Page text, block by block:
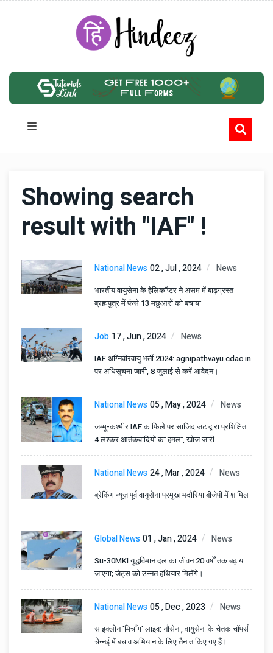
Showing search
result with "IAF" !
National News02 , Jul , 2024 News
भारतीय वायुसेना के हेलिकॉप्टर ने असम में बाढ़ग्रस्त
ब्रह्मपुत्र में फंसे 13 मछुआरों को बचाया
Job 17 , Jun , 2024 News
IAF अग्निवीरवायु भर्ती 2024: agnipathvayu.cdac.in
पर अधिसूचना जारी, 8 जुलाई से करें आवेदन।
National News05 , May , 2024 News
जम्मू-कश्मीर IAF काफिले पर साजिद जट द्वारा प्रशिक्षित
4 लश्कर आतंकवादियों का हमला, खोज जारी
National News24 , Mar , 2024 News
ब्रेकिंग न्यूज़ पूर्व वायुसेना प्रमुख भदौरिया बीजेपी में शामिल
Global News01 , Jan , 2024 News
Su-30MKI युद्धविमान दल का जीवन 20 वर्षों तक बढ़ाया
जाएगा; जेट्स को उन्नत हथियार मिलेंगे।
National News05 , Dec , 2023 News
साइक्लोन 'मिचॉंग' लाइव: नौसेना, वायुसेना के चेतक चॉपर्स
चेन्नई में बचाव अभियान के लिए तैनात किए गए हैं।